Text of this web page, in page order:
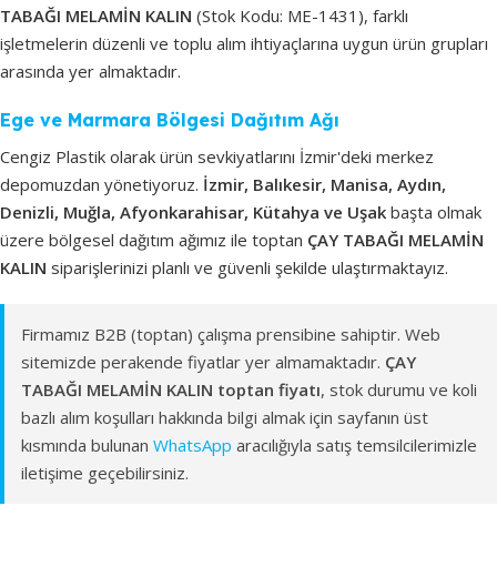
TABAĞI MELAMİN KALIN (Stok Kodu: ME-1431), farklı
işletmelerin düzenli ve toplu alım ihtiyaçlarına uygun ürün grupları
arasında yer almaktadır.
Ege ve Marmara Bölgesi Dağıtım Ağı
Cengiz Plastik olarak ürün sevkiyatlarını İzmir'deki merkez
depomuzdan yönetiyoruz. İzmir, Balıkesir, Manisa, Aydın,
Denizli, Muğla, Afyonkarahisar, Kütahya ve Uşak başta olmak
üzere bölgesel dağıtım ağımız ile toptan ÇAY TABAĞI MELAMİN
KALIN siparişlerinizi planlı ve güvenli şekilde ulaştırmaktayız.
Firmamız B2B (toptan) çalışma prensibine sahiptir. Web
sitemizde perakende fiyatlar yer almamaktadır. ÇAY
TABAĞI MELAMİN KALIN toptan fiyatı, stok durumu ve koli
bazlı alım koşulları hakkında bilgi almak için sayfanın üst
kısmında bulunan WhatsApp aracılığıyla satış temsilcilerimizle
iletişime geçebilirsiniz.